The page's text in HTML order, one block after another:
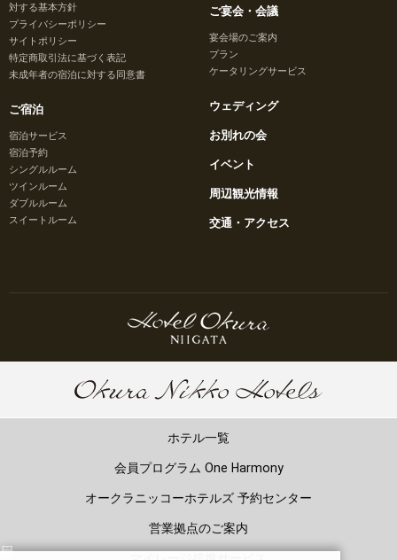
対する基本方針
プライバシーポリシー
サイトポリシー
特定商取引法に基づく表記
未成年者の宿泊に対する同意書
ご宿泊
宿泊サービス
宿泊予約
シングルルーム
ツインルーム
ダブルルーム
スイートルーム
ご宴会・会議
宴会場のご案内
プラン
ケータリングサービス
ウェディング
お別れの会
イベント
周辺観光情報
交通・アクセス
ホテル一覧
会員プログラム One Harmony
オークラニッコーホテルズ 予約センター
営業拠点のご案内